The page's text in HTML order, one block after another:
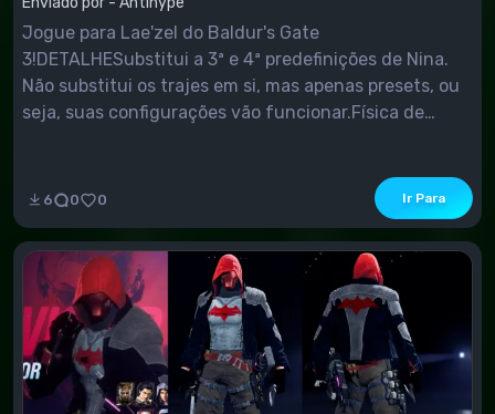
Jogue para Lae'zel do Baldur's Gate
3!DETALHESubstitui a 3ª e 4ª predefinições de Nina.
Não substitui os trajes em si, mas apenas presets, ou
seja, suas configurações vão funcionar.Física de
T8 Installation]\Polaris\Content\Paks. Crie um se ele
6 0 0 Ir Para